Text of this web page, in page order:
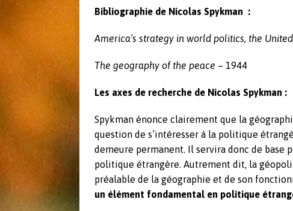
Bibliographie de Nicolas Spykman :
America’s strategy in world politics, the
The geography of the peace – 1944
Les axes de recherche de Nicolas Spykman :
Spykman énonce clairement que la
question de s’intéresser à la politique
demeure permanent. Il servira donc de
politique étrangère. Autrement dit, la
préalable de la géographie et de son
un élément fondamental en politique